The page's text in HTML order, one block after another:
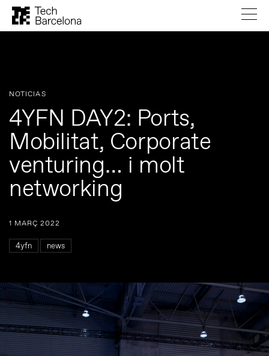
NOTICIAS
4YFN DAY2: Ports,
Mobilitat, Corporate
venturing… i molt
networking
1 MARÇ 2022
4yfn news